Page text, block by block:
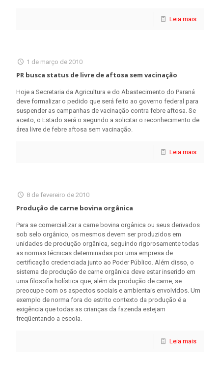
Leia mais
1 de março de 2010
PR busca status de livre de aftosa sem vacinação
Hoje a Secretaria da Agricultura e do Abastecimento do Paraná
deve formalizar o pedido que será feito ao governo federal para
suspender as campanhas de vacinação contra febre aftosa. Se
aceito, o Estado será o segundo a solicitar o reconhecimento de
área livre de febre aftosa sem vacinação.
Leia mais
8 de fevereiro de 2010
Produção de carne bovina orgânica
Para se comercializar a carne bovina orgânica ou seus derivados
sob selo orgânico, os mesmos devem ser produzidos em
unidades de produção orgânica, seguindo rigorosamente todas
as normas técnicas determinadas por uma empresa de
certificação credenciada junto ao Poder Público. Além disso, o
sistema de produção de carne orgânica deve estar inserido em
uma filosofia holística que, além da produção de carne, se
preocupe com os aspectos sociais e ambientais envolvidos. Um
exemplo de norma fora do estrito contexto da produção é a
exigência que todas as crianças da fazenda estejam
freqüentando a escola.
Leia mais